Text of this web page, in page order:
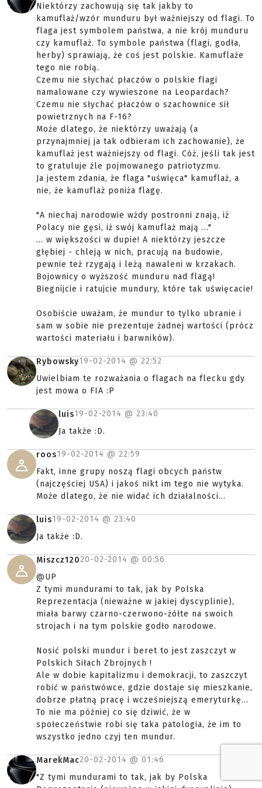
Niektórzy zachowują się tak jakby to
kamuflaż/wzór munduru był ważniejszy od flagi. To
flaga jest symbolem państwa, a nie krój munduru
czy kamuflaż. To symbole państwa (flagi, godła,
herby) sprawiają, że coś jest polskie. Kamuflaże
tego nie robią.
Czemu nie słychać płaczów o polskie flagi
namalowane czy wywieszone na Leopardach?
Czemu nie słychać płaczów o szachownice sił
powietrznych na F-16?
Może dlatego, że niektórzy uważają (a
przynajmniej ja tak odbieram ich zachowanie), że
kamuflaż jest ważniejszy od flagi. Cóż, jeśli tak jest
to gratuluje źle pojmowanego patriotyzmu.
Ja jestem zdania, że flaga "uświęca" kamuflaż, a
nie, że kamuflaż poniża flagę.
"A niechaj narodowie wżdy postronni znają, iż
Polacy nie gęsi, iż swój kamuflaż mają ..."
... w większości w dupie! A niektórzy jeszcze
głębiej - chleją w nich, pracują na budowie,
pewnie też rzygają i leżą nawaleni w krzakach.
Bojownicy o wyższość munduru nad flagą!
Biegnijcie i ratujcie mundury, które tak uświęcacie!
Osobiście uważam, że mundur to tylko ubranie i
sam w sobie nie prezentuje żadnej wartości (prócz
wartości materiału i barwników).
Rybowsky19-02-2014 @ 22:52
Uwielbiam te rozważania o flagach na flecku gdy
jest mowa o FIA :P
luis19-02-2014 @ 23:40
Ja także :D.
roos19-02-2014 @ 22:59
Fakt, inne grupy noszą flagi obcych państw
(najczęściej USA) i jakoś nikt im tego nie wytyka.
Może dlatego, że nie widać ich działalności...
luis19-02-2014 @ 23:40
Ja także :D.
Miszcz12020-02-2014 @ 00:56
@UP
Z tymi mundurami to tak, jak by Polska
Reprezentacja (nieważne w jakiej dyscyplinie),
miała barwy czarno-czerwono-żółte na swoich
strojach i na tym polskie godło narodowe.
Nosić polski mundur i beret to jest zaszczyt w
Polskich Siłach Zbrojnych !
Ale w dobie kapitalizmu i demokracji, to zaszczyt
robić w państwówce, gdzie dostaje się mieszkanie,
dobrze płatną pracę i wcześniejszą emeryturkę...
To nie ma później co się dziwić, że w
społeczeństwie robi się taka patologia, że im to
wszystko jedno czyj ten mundur.
MarekMac20-02-2014 @ 01:46
"Z tymi mundurami to tak, jak by Polska